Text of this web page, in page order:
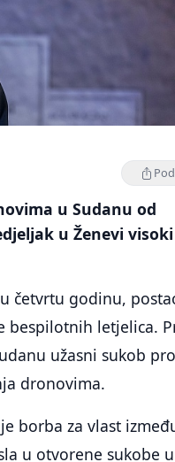
u Sudanu od
u Ženevi visoki
četvrtu godinu,
bespilotnih letjelica.
užasni sukob
dronovima.
borba za vlast
u otvorene sukobe u